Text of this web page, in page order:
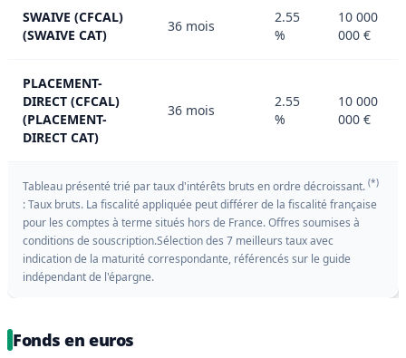
SWAIVE (CFCAL)
(SWAIVE CAT)
36 mois
2.55
%
10 000
000 €
PLACEMENT-
DIRECT (CFCAL)
(PLACEMENT-
DIRECT CAT)
36 mois
2.55
%
10 000
000 €
Tableau présenté trié par taux d'intérêts bruts en ordre décroissant. (*)
: Taux bruts. La fiscalité appliquée peut différer de la fiscalité française
pour les comptes à terme situés hors de France. Offres soumises à
conditions de souscription.Sélection des 7 meilleurs taux avec
indication de la maturité correspondante, référencés sur le guide
indépendant de l'épargne.
Fonds en euros